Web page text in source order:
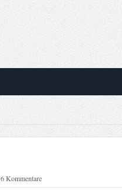
6 Kommentare